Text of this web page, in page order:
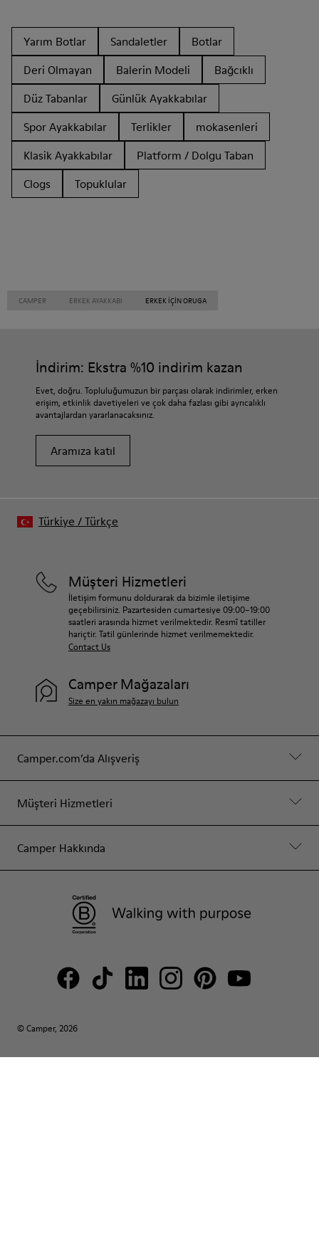
Yarım Botlar Sandaletler
Botlar
Deri Olmayan
Balerin Modeli
Bağcıklı
Düz Tabanlar
Günlük Ayakkabılar
Spor Ayakkabılar
Terlikler
mokasenleri
Klasik Ayakkabılar
Platform / Dolgu Taban
Clogs
Topuklular
CAMPER ERKEK AYAKKABI ERKEK IÇIN ORUGA
İndirim: Ekstra %10 indirim kazan
Evet, doğru. Topluluğumuzun bir parçası olarak indirimler, erken
erişim, etkinlik davetiyeleri ve çok daha fazlası gibi ayrıcalıklı
avantajlardan yararlanacaksınız.
Aramıza katıl
Camper.com’da Alışveriş
Müşteri Hizmetleri
Camper Hakkında
Müşteri Hizmetleri
İletişim formunu doldurarak da bizimle iletişime
geçebilirsiniz. Pazartesiden cumartesiye 09:00–19:00
saatleri arasında hizmet verilmektedir. Resmî tatiller
hariçtir. Tatil günlerinde hizmet verilmemektedir.
Contact Us
Camper Mağazaları
Size en yakın mağazayı bulun
© Camper, 2026
Türkiye /Türkçe